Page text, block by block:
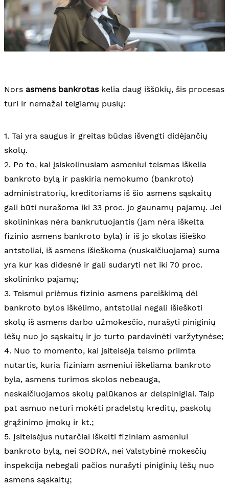
Nors asmens bankrotaskelia daug iššūkių, šis procesas
turi ir nemažai teigiamų pusių:
1. Tai yra saugus ir greitas būdas išvengti didėjančių
skolų.
2. Po to, kai įsiskolinusiam asmeniui teismas iškelia
bankroto bylą ir paskiria nemokumo (bankroto)
administratorių, kreditoriams iš šio asmens sąskaitų
gali būti nurašoma iki 33 proc. jo gaunamų pajamų. Jei
skolininkas nėra bankrutuojantis (jam nėra iškelta
fizinio asmens bankroto byla) ir iš jo skolas išieško
antstoliai, iš asmens išieškoma (nuskaičiuojama) suma
yra kur kas didesnė ir gali sudaryti net iki 70 proc.
skolininko pajamų;
3. Teismui priėmus fizinio asmens pareiškimą dėl
bankroto bylos iškėlimo, antstoliai negali išieškoti
skolų iš asmens darbo užmokesčio, nurašyti piniginių
lėšų nuo jo sąskaitų ir jo turto pardavinėti varžytynėse;
4. Nuo to momento, kai įsiteisėja teismo priimta
nutartis, kuria fiziniam asmeniui iškeliama bankroto
byla, asmens turimos skolos nebeauga,
neskaičiuojamos skolų palūkanos ar delspinigiai. Taip
pat asmuo neturi mokėti pradelstų kreditų, paskolų
grąžinimo įmokų ir kt.;
5. Įsiteisėjus nutarčiai iškelti fiziniam asmeniui
bankroto bylą, nei SODRA, nei Valstybinė mokesčių
inspekcija nebegali pačios nurašyti piniginių lėšų nuo
asmens sąskaitų;